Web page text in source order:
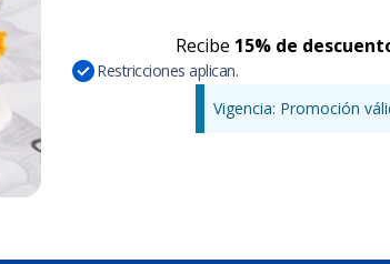
Recibe 15% de
Restricciones aplican.
Vigencia: Promoción